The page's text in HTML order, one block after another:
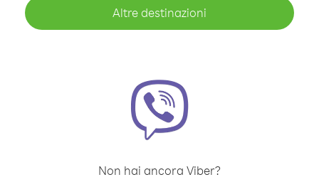
Altre destinazioni
Non hai ancora Viber?